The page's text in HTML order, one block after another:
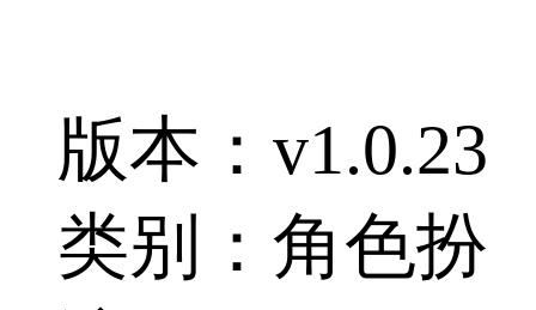
版本：v1.0.23
类别：角色扮